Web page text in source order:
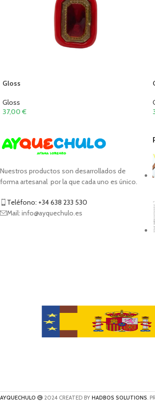
Gloss
Gloss
37,00 €
Nuestros productos son desarrollados de
forma artesanal por la que cada uno es único.
Teléfono: +34 638 233 530
Mail: info@ayquechulo.es
AYQUECHULO 2024 CREATED BY HADBOS SOLUTIONS.